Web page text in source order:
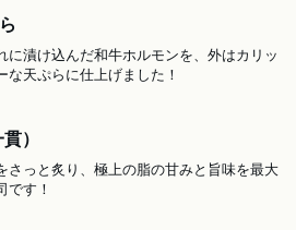
に漬け込んだ和牛ホルモンを、外はカリッ
な天ぷらに仕上げました！
）
さっと炙り、極上の脂の甘みと旨味を最大
です！